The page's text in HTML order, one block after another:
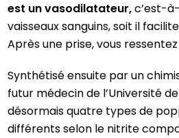
est un vasodilatateur,c’est-
vaisseaux sanguins, soit il
Après une prise, vous
Synthétisé ensuite par un
futur médecin de l’Université
désormais quatre types de
différents selon le nitrite